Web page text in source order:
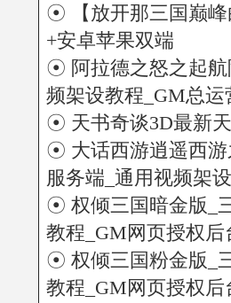
☉
【放开那三国巅
+安卓苹果双端
☉ 阿拉德之怒之起
频架设教程_GM总
☉ 天书奇谈3D最新
☉ 大话西游逍遥西
服务端_通用视频架
☉ 权倾三国暗金版_
教程_GM网页授权
☉ 权倾三国粉金版_
教程_GM网页授权